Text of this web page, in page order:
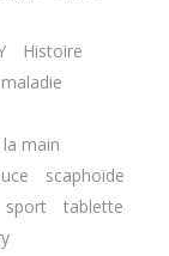
Histoire
maladie
main
scaphoide
sport
tablette